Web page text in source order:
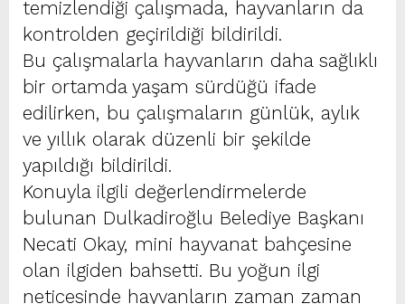
temizlendiği çalışmada, hayvanların da
kontrolden geçirildiği bildirildi.
Bu çalışmalarla hayvanların daha sağlıklı
bir ortamda yaşam sürdüğü ifade
edilirken, bu çalışmaların günlük, aylık
ve yıllık olarak düzenli bir şekilde
yapıldığı bildirildi.
Konuyla ilgili değerlendirmelerde
bulunan Dulkadiroğlu Belediye Başkanı
Necati Okay, mini hayvanat bahçesine
olan ilgiden bahsetti. Bu yoğun ilgi
neticesinde hayvanların zaman zaman